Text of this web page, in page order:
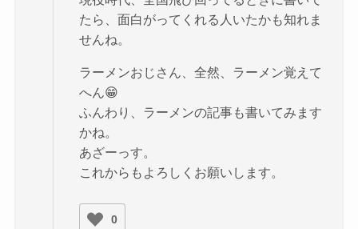
たら、面白がってくれる人いたかも知れま
せんね。
ラーメンおじさん、全然、ラーメン覚えて
へん😁
ふんわり、ラーメンの記事も書いてみます
かね。
あざーっす。
これからもよろしくお願いします。
0